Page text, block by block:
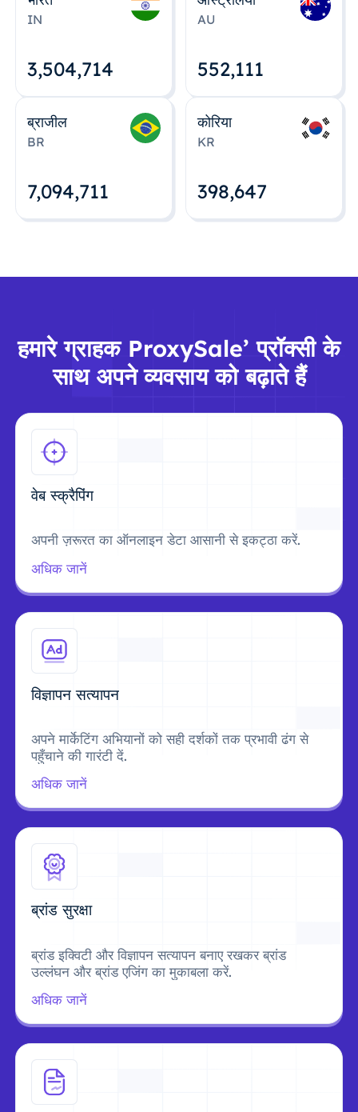
IN
3,504,715
AU
552,112
ब्राजील
BR
7,094,712
कोरिया
KR
398,648
हमारे ग्राहक ProxySale’ प्रॉक्सी के
साथ अपने व्यवसाय को बढ़ाते हैं
वेब स्क्रैपिंग
अपनी ज़रूरत का ऑनलाइन डेटा आसानी से इकट्ठा करें.
अधिक जानें
विज्ञापन सत्यापन
अपने मार्केटिंग अभियानों को सही दर्शकों तक प्रभावी ढंग से
पहुँचाने की गारंटी दें.
अधिक जानें
ब्रांड सुरक्षा
ब्रांड इक्विटी और विज्ञापन सत्यापन बनाए रखकर ब्रांड
उल्लंघन और ब्रांड एजिंग का मुकाबला करें.
अधिक जानें